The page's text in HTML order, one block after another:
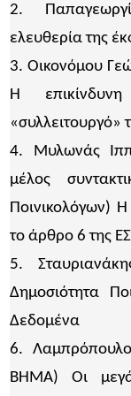
2.
ελευθερία της
3. Οικονόμου
Η
«συλλειτουργό»
4. Μυλωνάς
μέλος
Ποινικολόγων) Η
το άρθρο 6 της
5.
Δημοσιότητα
Δεδομένα
6.
ΒΗΜΑ) Οι